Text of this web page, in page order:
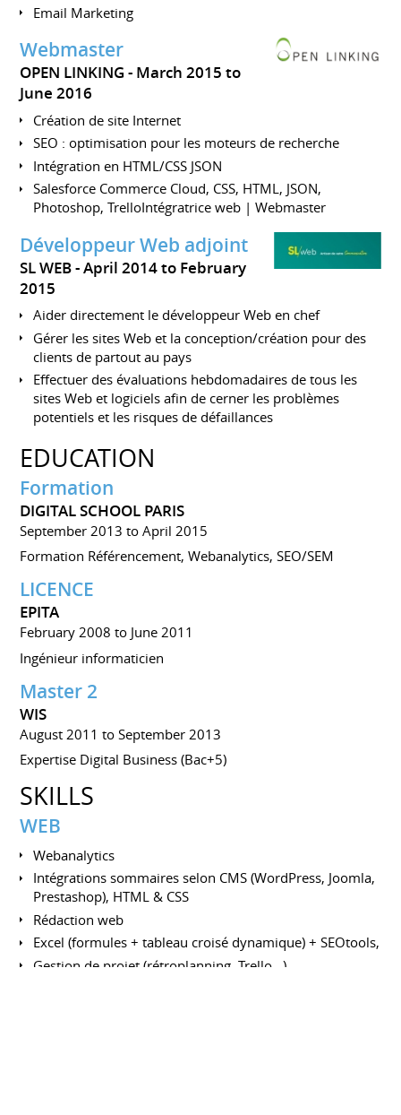
Email Marketing
Webmaster
OPEN LINKING
March 2015 to
June 2016
Création de site Internet
SEO : optimisation pour les moteurs de recherche
Intégration en HTML/CSS JSON
Salesforce Commerce Cloud, CSS, HTML, JSON,
Photoshop, TrelloIntégratrice web | Webmaster
Développeur Web adjoint
SL WEB
April 2014 to February
2015
Aider directement le développeur Web en chef
Gérer les sites Web et la conception/création pour des
clients de partout au pays
Effectuer des évaluations hebdomadaires de tous les
sites Web et logiciels afin de cerner les problèmes
potentiels et les risques de défaillances
EDUCATION
Formation
DIGITAL SCHOOL PARIS
September 2013 to April 2015
Formation Référencement, Webanalytics, SEO/SEM
LICENCE
EPITA
February 2008 to June 2011
Ingénieur informaticien
Master 2
WIS
August 2011 to September 2013
Expertise Digital Business (Bac+5)
SKILLS
WEB
Webanalytics
Intégrations sommaires selon CMS (WordPress, Joomla,
Prestashop), HTML & CSS
Rédaction web
Excel (formules + tableau croisé dynamique) + SEOtools,
Gestion de projet (rétroplanning, Trello…),